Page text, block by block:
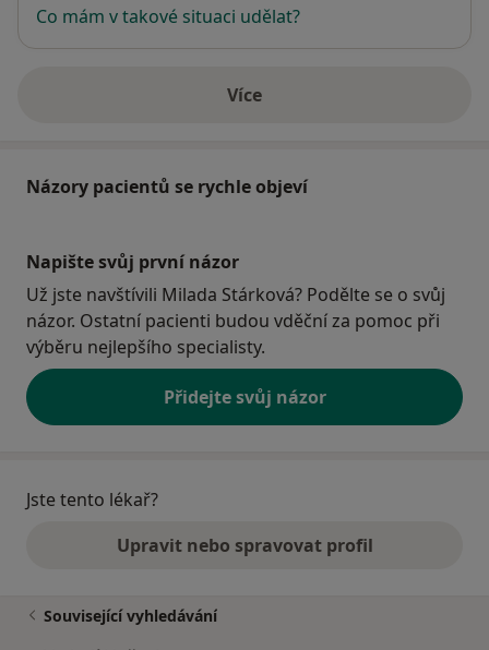
Co mám v takové situaci udělat?
Víceo adrese
Názory pacientů se rychle objeví
Napište svůj první názor
Už jste navštívili Milada Stárková? Podělte se o svůj
názor. Ostatní pacienti budou vděční za pomoc při
výběru nejlepšího specialisty.
Přidejte svůj názor
Jste tento lékař?
Upravit nebo spravovat profil
Související vyhledávání